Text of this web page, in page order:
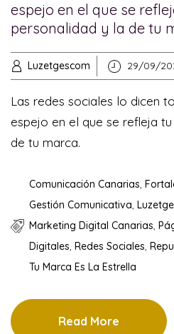
espejo en el que se
personalidad y la de tu
Luzetgescom 29/09/
Las redes sociales lo dicen
espejo en el que se refleja
de tu marca.
Comunicación Canarias,
Gestión Comunicativa,
Marketing Digital Canarias,
Digitales, Redes Sociales,
Tu Marca Es La Estrella
Read More